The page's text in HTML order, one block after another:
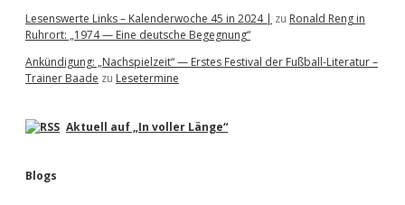
Lesenswerte Links – Kalenderwoche 45 in 2024 | zu Ronald Reng in
Ruhrort: „1974 — Eine deutsche Begegnung“
Ankündigung: „Nachspielzeit“ — Erstes Festival der Fußball-Literatur –
Trainer Baade zu Lesetermine
Aktuell auf „In voller Länge“
Blogs